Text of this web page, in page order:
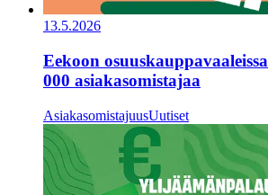
13.5.2026
Eekoon
000 asiakasomistajaa
AsiakasomistajuusUutiset